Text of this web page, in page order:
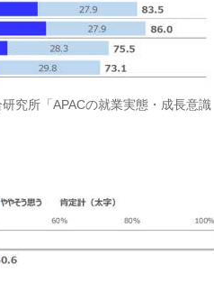
究所「APACの就業実態・成長意識